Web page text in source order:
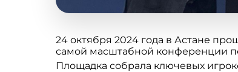
24 октября 2024 года в Астане
самой масштабной конференции
Площадка собрала ключевых